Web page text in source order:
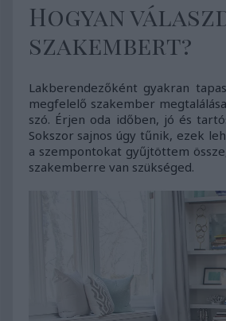
Hogyan
szakembert?
Lakberendezőként gyakran
megfelelő szakember
szó. Érjen oda időben, jó és
Sokszor sajnos úgy tűnik, ezek
a szempontokat gyűjtöttem
szakemberre van szükséged.